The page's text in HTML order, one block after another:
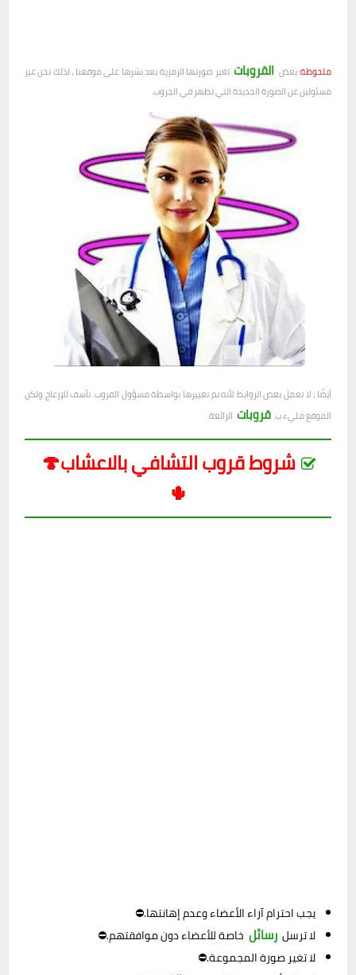
ملحوظة:بعض القروبات تغير صورتها الرمزية بعد نشرها على موقعنا ، لذلك نحن غير
مسئولين عن الصورة الجديدة التي تظهر في الجروب.
أيضًا ، لا تعمل بعض الروابط لأنه تم تغييرها بواسطة مسؤول القروب. نأسف للإزعاج ولكن
الموقع مليء ب قروبات الرائعة.
شروط قروب التشافي بالاعشاب🍄
🌵
يجب احترام آراء الأعضاء وعدم إهانتها.⛔
لا ترسل رسائل خاصة للأعضاء دون موافقتهم.⛔
لا تغير صورة المجموعة.⛔